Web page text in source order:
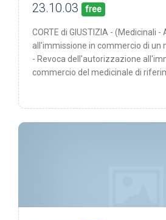
pubblicata: 00/00/00
23.10.03 free
CORTE di GIUSTIZIA - (Medicinali
all'immissione in commercio di un
- Revoca dell'autorizzazione
commercio del medicinale di